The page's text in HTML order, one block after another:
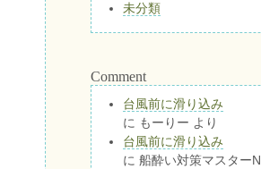
未分類
Comment
台風前に滑り込み
に もーりー より
台風前に滑り込み
に 船酔い対策マスターN